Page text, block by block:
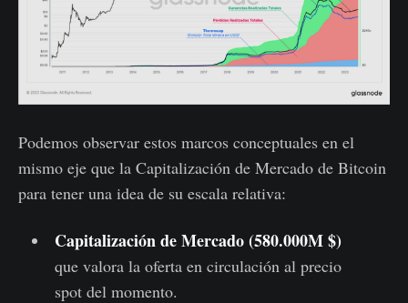
Podemos observar estos marcos conceptuales en el
mismo eje que la Capitalización de Mercado de Bitcoin
para tener una idea de su escala relativa:
Capitalización de Mercado (580.000M $)
que valora la oferta en circulación al precio
spot del momento.